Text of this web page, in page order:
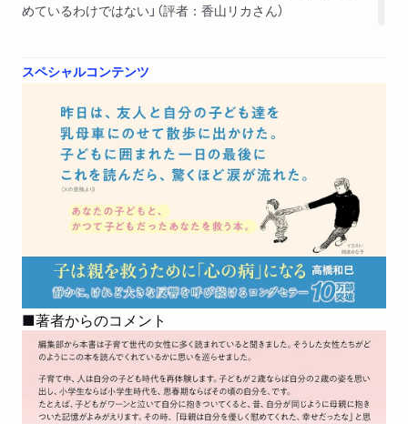
めているわけではない」（評者：香山リカさん）
スペシャルコンテンツ
■著者からのコメント